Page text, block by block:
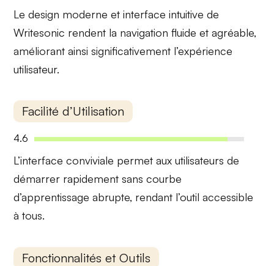
Ledesign moderne etinterface intuitive de
Writesonic rendent la navigation fluide et agréable,
améliorant ainsi significativement l’expérience
utilisateur.
Facilité d’Utilisation
4.6
L’interface conviviale permet aux utilisateurs de
démarrer rapidement sans courbe
d’apprentissage abrupte, rendant l’outil accessible
à tous.
Fonctionnalités et Outils